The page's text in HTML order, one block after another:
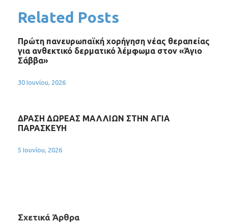
Related Posts
Πρώτη πανευρωπαϊκή χορήγηση νέας θεραπείας
για ανθεκτικό δερματικό λέμφωμα στον «Άγιο
Σάββα»
30 Ιουνίου, 2026
ΔΡΑΣΗ ΔΩΡΕΑΣ ΜΑΛΛΙΩΝ ΣΤΗΝ ΑΓΙΑ
ΠΑΡΑΣΚΕΥΗ
5 Ιουνίου, 2026
Σχετικά Άρθρα